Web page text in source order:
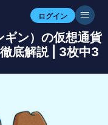
ログイン
ン）の仮想通貨
底解説 | 3枚中3